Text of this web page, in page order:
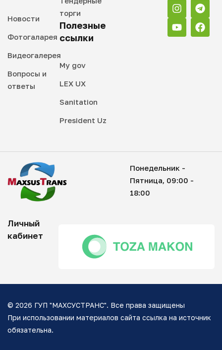
Новости
Фотогаларея
Видеогалерея
Вопросы и
ответы
торги
Полезные
ссылки
My gov
LEX UX
Sanitation
President Uz
Понедельник -
Пятница, 09:00 -
18:00
Личный
кабинет
© 2026 ГУП "МАХСУСТРАНС". Все права защищены
При использовании материалов сайта ссылка на источник
обязательна.